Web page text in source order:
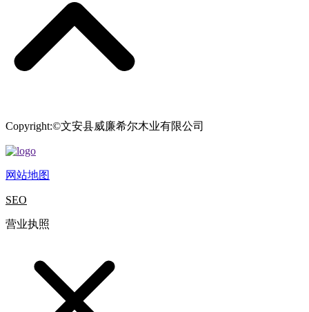
Copyright:©文安县威廉希尔木业有限公司
网站地图
SEO
营业执照